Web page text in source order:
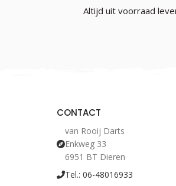
Altijd uit voorraad
CONTACT
van Rooij Darts
Enkweg 33
6951 BT Dieren
Tel.: 06-48016933